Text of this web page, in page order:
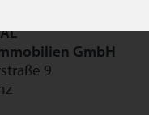
GmbH
9